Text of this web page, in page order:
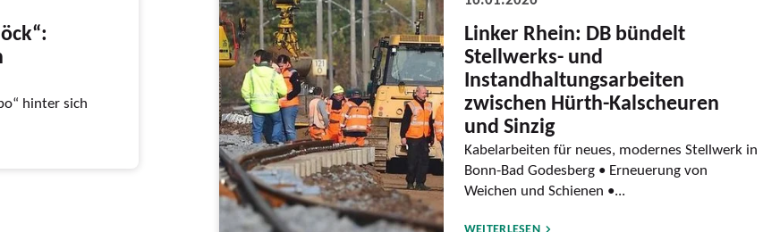
hinter sich
Linker Rhein: DB bündelt
Stellwerks- und
Instandhaltungsarbeiten
zwischen Hürth-Kalscheuren
und Sinzig
Kabelarbeiten für neues, modernes Stellwerk in
Bonn-Bad Godesberg • Erneuerung von
Weichen und Schienen •...
WEITERLESEN